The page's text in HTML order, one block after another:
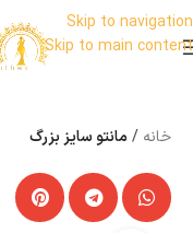
Skip to navigation
Skip to main content
خانه مانتو سایز بزرگ